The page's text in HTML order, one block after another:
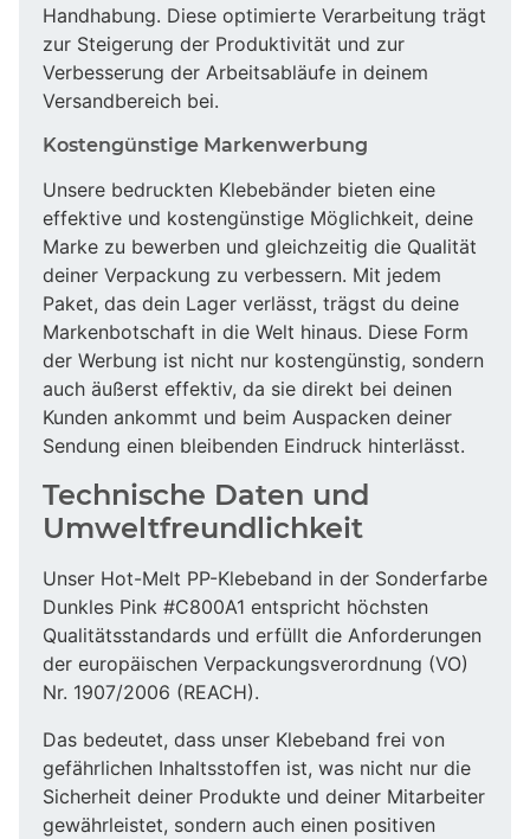
Handhabung. Diese optimierte Verarbeitung trägt
zur Steigerung der Produktivität und zur
Verbesserung der Arbeitsabläufe in deinem
Versandbereich bei.
Kostengünstige Markenwerbung
Unsere bedruckten Klebebänder bieten eine
effektive und kostengünstige Möglichkeit, deine
Marke zu bewerben und gleichzeitig die Qualität
deiner Verpackung zu verbessern. Mit jedem
Paket, das dein Lager verlässt, trägst du deine
Markenbotschaft in die Welt hinaus. Diese Form
der Werbung ist nicht nur kostengünstig, sondern
auch äußerst effektiv, da sie direkt bei deinen
Kunden ankommt und beim Auspacken deiner
Sendung einen bleibenden Eindruck hinterlässt.
Technische Daten und
Umweltfreundlichkeit
Unser Hot-Melt PP-Klebeband in der Sonderfarbe
Dunkles Pink #C800A1 entspricht höchsten
Qualitätsstandards und erfüllt die Anforderungen
der europäischen Verpackungsverordnung (VO)
Nr. 1907/2006 (REACH).
Das bedeutet, dass unser Klebeband frei von
gefährlichen Inhaltsstoffen ist, was nicht nur die
Sicherheit deiner Produkte und deiner Mitarbeiter
gewährleistet, sondern auch einen positiven